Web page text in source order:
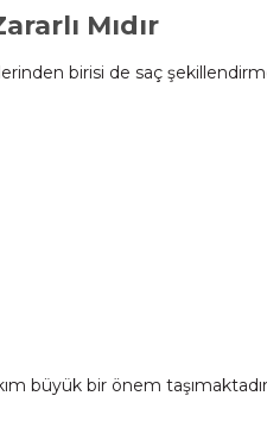
Mıdır
birisi de saç
büyük bir önem